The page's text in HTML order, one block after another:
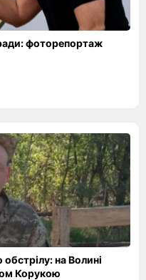
ради: фоторепортаж
на Волині
Корукою